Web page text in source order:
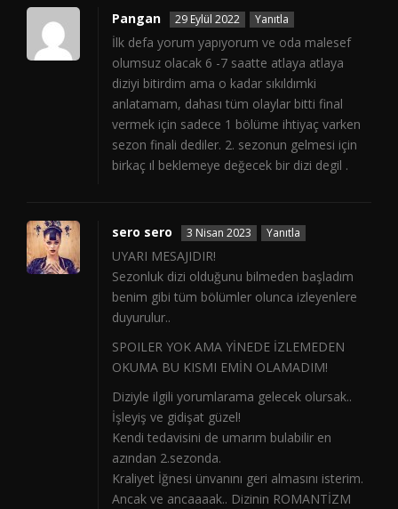
Pangan 29 Eylül 2022 Yanıtla
İlk defa yorum yapıyorum ve oda malesef
olumsuz olacak 6 -7 saatte atlaya atlaya
diziyi bitirdim ama o kadar sıkıldımki
anlatamam, dahası tüm olaylar bitti final
vermek için sadece 1 bölüme ihtiyaç varken
sezon finali dediler. 2. sezonun gelmesi için
birkaç ıl beklemeye değecek bir dizi degil .
sero sero 3 Nisan 2023 Yanıtla
UYARI MESAJIDIR!
Sezonluk dizi olduğunu bilmeden başladım
benim gibi tüm bölümler olunca izleyenlere
duyurulur..
SPOILER YOK AMA YİNEDE İZLEMEDEN
OKUMA BU KISMI EMİN OLAMADIM!
Diziyle ilgili yorumlarama gelecek olursak..
İşleyiş ve gidişat güzel!
Kendi tedavisini de umarım bulabilir en
azından 2.sezonda.
Kraliyet İğnesi ünvanını geri almasını isterim.
Ancak ve ancaaaak.. Dizinin ROMANTİZM